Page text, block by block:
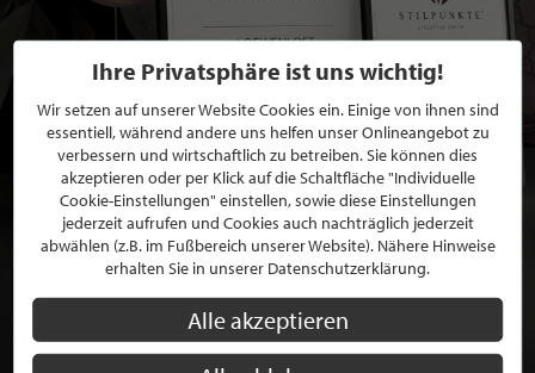
BEWERBEN SIE SICH FÜR EINE GRATIS
MITGLIEDSCHAFT BEI STILPUNKTE®
JETZT GRATIS BEWERBEN
Ihre Privatsphäre ist uns wichtig!
Wir setzen auf unserer Website Cookies ein. Einige von ihnen sind
essentiell, während andere uns helfen unser Onlineangebot zu
verbessern und wirtschaftlich zu betreiben. Sie können dies
akzeptieren oder per Klick auf die Schaltfläche "Individuelle
Cookie-Einstellungen" einstellen, sowie diese Einstellungen
jederzeit aufrufen und Cookies auch nachträglich jederzeit
abwählen (z.B. im Fußbereich unserer Website). Nähere Hinweise
erhalten Sie in unserer Datenschutzerklärung.
Alle akzeptieren